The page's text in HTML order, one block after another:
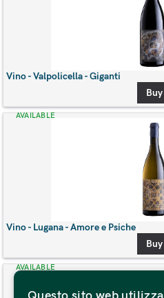
Vino - Valpolicella - Giganti
Buy
Vino - Lugana - Amore e Psiche
AVAILABLE
Buy
AVAILABLE